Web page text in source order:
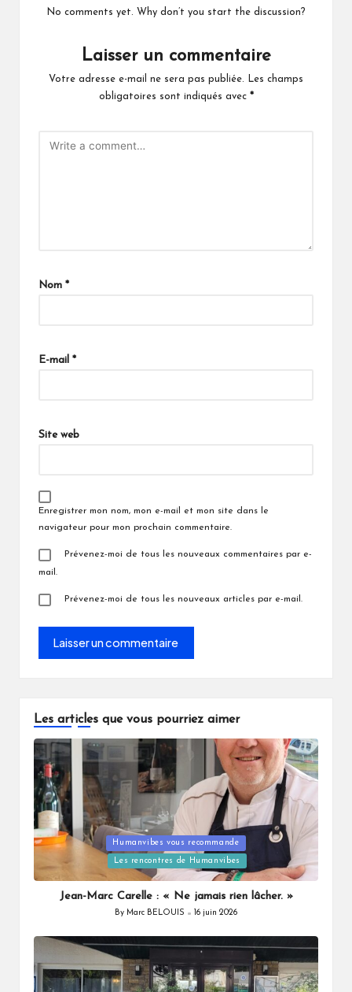
No comments yet. Why don’t you start the discussion?
Laisser un commentaire
Votre adresse e-mail ne sera pas publiée.
Les champs
obligatoires sont indiqués avec *
Nom *
E-mail *
Site web
Enregistrer mon nom, mon e-mail et mon site dans le
navigateur pour mon prochain commentaire.
Prévenez-moi de tous les nouveaux commentaires par e-
mail.
Prévenez-moi de tous les nouveaux articles par e-mail.
Les articles que vous pourriez aimer
Posted
Humanvibes vous recommande
Les rencontres de Humanvibes
Jean-Marc Carelle : « Ne jamais rien lâcher. »
Posted
By Marc BELOUIS 16 juin 2026